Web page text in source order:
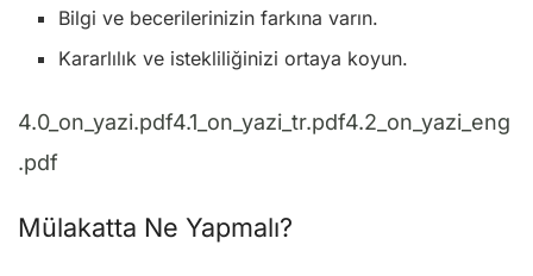
Bilgi ve becerilerinizin farkına varın.
Kararlılık ve istekliliğinizi ortaya koyun.
4.0_on_yazi.pdf4.1_on_yazi_tr.pdf4.2_on_yazi_eng
.pdf
Mülakatta Ne Yapmalı?